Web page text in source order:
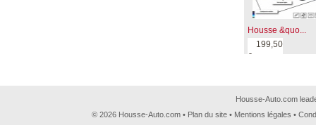
Housse &quo...
199,50
€
Housse-Auto.com
© 2026 Housse-Auto.com • Plan du site • Mentions légales •